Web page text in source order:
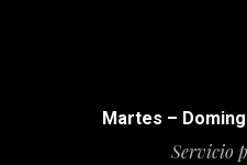
Martes –
Servicio